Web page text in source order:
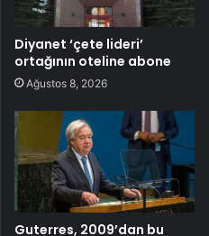
Diyanet ‘çete lideri’
ortağının oteline abone
Ağustos 8, 2026
Guterres, 2009’dan bu